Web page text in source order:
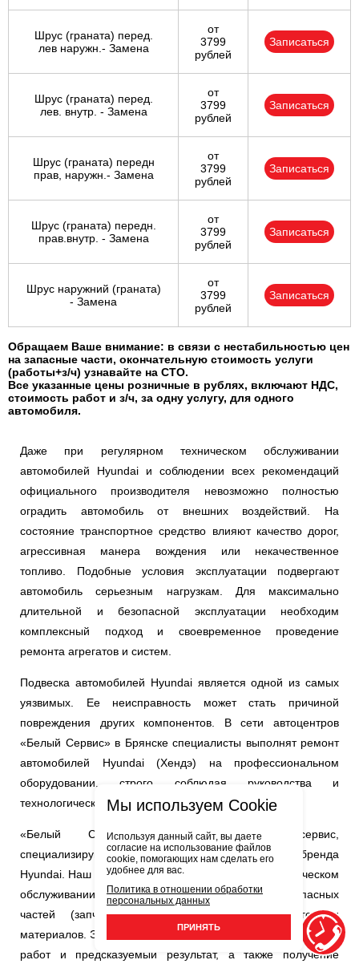
Шрус (граната) перед.
лев наружн.- Замена
от
3799
рублей
Записаться
Шрус (граната) перед.
лев. внутр. - Замена
от
3799
рублей
Записаться
Шрус (граната) передн
прав, наружн.- Замена
от
3799
рублей
Записаться
Шрус (граната) передн.
прав.внутр. - Замена
от
3799
рублей
Записаться
Шрус наружний (граната)
- Замена
от
3799
рублей
Записаться
Обращаем Ваше внимание: в связи с нестабильностью цен
на запасные части, окончательную стоимость услуги
(работы+з/ч) узнавайте на СТО.
Все указанные цены розничные в рублях, включают НДС,
стоимость работ и з/ч, за одну услугу, для одного
автомобиля.
Даже при регулярном техническом обслуживании
автомобилей Hyundai и соблюдении всех рекомендаций
официального производителя невозможно полностью
оградить автомобиль от внешних воздействий. На
состояние транспортное средство влияют качество дорог,
агрессивная манера вождения или некачественное
топливо. Подобные условия эксплуатации подвергают
автомобиль серьезным нагрузкам. Для максимально
длительной и безопасной эксплуатации необходим
комплексный подход и своевременное проведение
ремонта агрегатов и систем.
Подвеска автомобилей Hyundai является одной из самых
уязвимых. Ее неисправность может стать причиной
повреждения других компонентов. В сети автоцентров
«Белый Сервис» в Брянске специалисты выполнят ремонт
автомобилей Hyundai (Хендэ) на профессиональном
оборудовании, строго соблюдая руководства и
технологические карты производителя.
«Белый Сервис» — официальный сервис,
специализирующийся в том числе на автомобилях бренда
Hyundai. Наш подход основан на комплексном техническом
обслуживании и использовании оригинальных запасных
частей (запчастей) или качественных аналогов и
материалов. Это гарантирует высокое качество проведения
работ и предсказуемый результат, а также получение
Мы используем Cookie
Используя данный сайт, вы даете
согласие на использование файлов
cookie, помогающих нам сделать его
удобнее для вас.
Политика в отношении обработки
персональных данных
ПРИНЯТЬ